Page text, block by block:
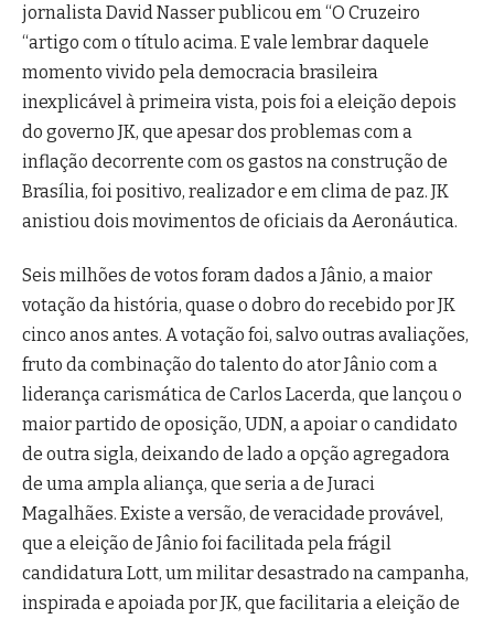
jornalista David Nasser publicou em “O Cruzeiro
“artigo com o título acima. E vale lembrar daquele
momento vivido pela democracia brasileira
inexplicável à primeira vista, pois foi a eleição depois
do governo JK, que apesar dos problemas com a
inflação decorrente com os gastos na construção de
Brasília, foi positivo, realizador e em clima de paz. JK
anistiou dois movimentos de oficiais da Aeronáutica.
Seis milhões de votos foram dados a Jânio, a maior
votação da história, quase o dobro do recebido por JK
cinco anos antes. A votação foi, salvo outras avaliações,
fruto da combinação do talento do ator Jânio com a
liderança carismática de Carlos Lacerda, que lançou o
maior partido de oposição, UDN, a apoiar o candidato
de outra sigla, deixando de lado a opção agregadora
de uma ampla aliança, que seria a de Juraci
Magalhães. Existe a versão, de veracidade provável,
que a eleição de Jânio foi facilitada pela frágil
candidatura Lott, um militar desastrado na campanha,
inspirada e apoiada por JK, que facilitaria a eleição de